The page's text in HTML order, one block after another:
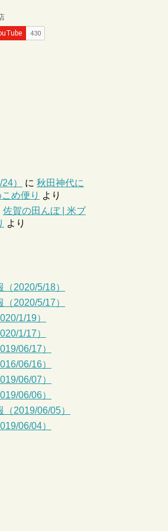
） に 秋田神代に
め便り より
佐賀の田んぼ | 米ブ
より
2020/5/18）
2020/5/17）
1/19）
1/17）
06/17）
06/16）
06/07）
06/06）
2019/06/05）
06/04）